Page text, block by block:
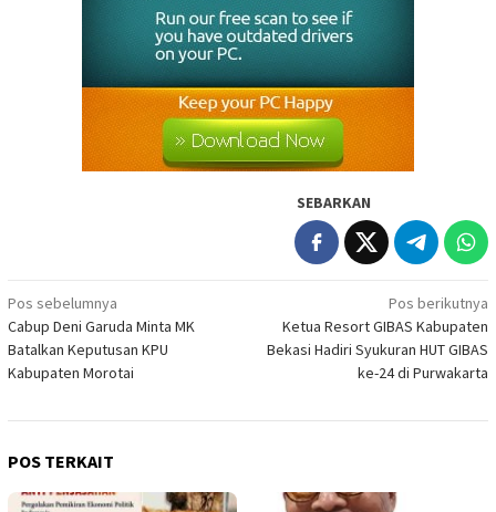
SEBARKAN
Navigasi
pos
Pos sebelumnya
Cabup Deni Garuda Minta MK
Batalkan Keputusan KPU
Kabupaten Morotai
Pos berikutnya
Ketua Resort GIBAS Kabupaten
Bekasi Hadiri Syukuran HUT GIBAS
ke-24 di Purwakarta
POS TERKAIT